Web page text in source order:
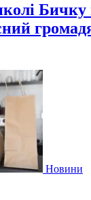
Бичку
Новини